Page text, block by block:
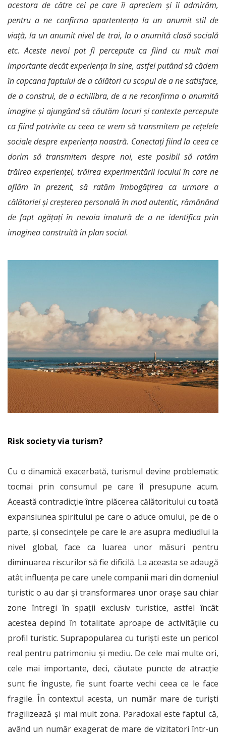
acestora de către cei pe care îi apreciem și îi admirăm,
pentru a ne confirma apartentența la un anumit stil de
viață, la un anumit nivel de trai, la o anumită clasă socială
etc. Aceste nevoi pot fi percepute ca fiind cu mult mai
importante decât experiența în sine, astfel putând să cădem
în capcana faptului de a călători cu scopul de a ne satisface,
de a construi, de a echilibra, de a ne reconfirma o anumită
imagine și ajungând să căutăm locuri și contexte percepute
ca fiind potrivite cu ceea ce vrem să transmitem pe rețelele
sociale despre experiența noastră. Conectați fiind la ceea ce
dorim să transmitem despre noi, este posibil să ratăm
trăirea experienței, trăirea experimentării locului în care ne
aflăm în prezent, să ratăm îmbogățirea ca urmare a
călătoriei și creșterea personală în mod autentic, rămânând
de fapt agățați în nevoia imatură de a ne identifica prin
imaginea construită în plan social.
Risk society via turism?
Cu o dinamică exacerbată, turismul devine problematic
tocmai prin consumul pe care îl presupune acum.
Această contradicție între plăcerea călătoritului cu toată
expansiunea spiritului pe care o aduce omului, pe de o
parte, și consecințele pe care le are asupra mediudlui la
nivel global, face ca luarea unor măsuri pentru
diminuarea riscurilor să fie dificilă. La aceasta se adaugă
atât influența pe care unele companii mari din domeniul
turistic o au dar și transformarea unor orașe sau chiar
zone întregi în spații exclusiv turistice, astfel încât
acestea depind în totalitate aproape de activitățile cu
profil turistic. Suprapopularea cu turiști este un pericol
real pentru patrimoniu și mediu. De cele mai multe ori,
cele mai importante, deci, căutate puncte de atracție
sunt fie înguste, fie sunt foarte vechi ceea ce le face
fragile. În contextul acesta, un număr mare de turiști
fragilizează și mai mult zona. Paradoxal este faptul că,
având un număr exagerat de mare de vizitatori într-un